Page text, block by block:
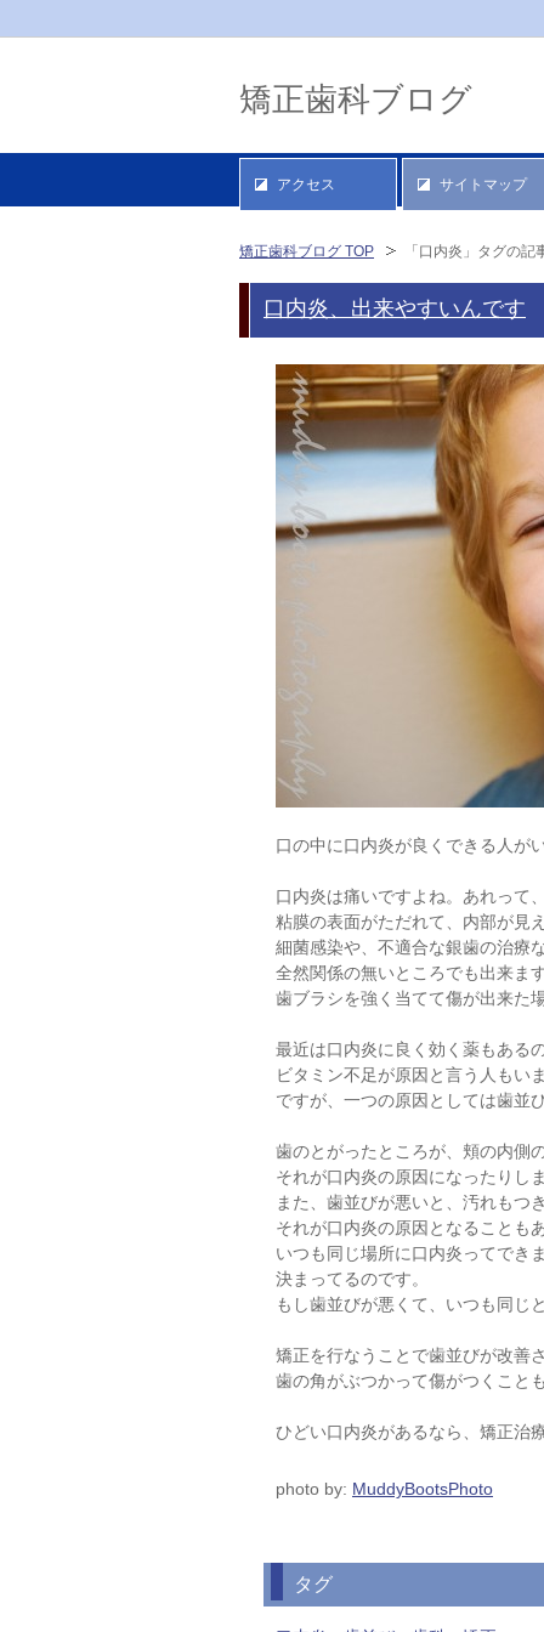
矯正歯科ブログ TOP 「口内炎」タグの記
口内炎、出来やすいんです
口の中に口内炎が良くできる人がい
口内炎は痛いですよね。あれって
粘膜の表面がただれて、内部が見
細菌感染や、不適合な銀歯の治療
全然関係の無いところでも出来ます
歯ブラシを強く当てて傷が出来た
最近は口内炎に良く効く薬もある
ビタミン不足が原因と言う人もい
ですが、一つの原因としては歯並
歯のとがったところが、頬の内側
それが口内炎の原因になったりしま
また、歯並びが悪いと、汚れもつ
それが口内炎の原因となることも
いつも同じ場所に口内炎ってで
決まってるのです。
もし歯並びが悪くて、いつも同じ
矯正を行なうことで歯並びが改善
歯の角がぶつかって傷がつくこと
ひどい口内炎があるなら、矯正治
photo by: MuddyBootsPhoto
タグ
矯正歯科ブログ
アクセス サイトマップ